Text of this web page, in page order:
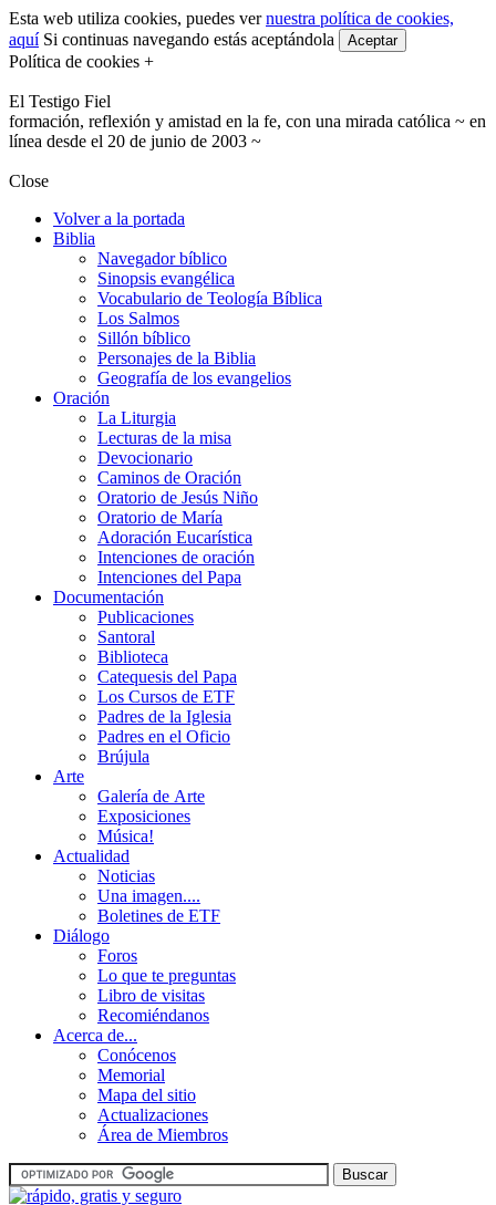
Esta web utiliza cookies, puedes vernuestra política de cookies,
aquíSi continuas navegando estás aceptándola Aceptar
Política de cookies +
El Testigo Fiel
formación, reflexión y amistad en la fe, con una mirada católica ~ en
línea desde el 20 de junio de 2003 ~
Close
Volver a la portada
Biblia
Navegador bíblico
Sinopsis evangélica
Vocabulario de Teología Bíblica
Los Salmos
Sillón bíblico
Personajes de la Biblia
Geografía de los evangelios
Oración
La Liturgia
Lecturas de la misa
Devocionario
Caminos de Oración
Oratorio de Jesús Niño
Oratorio de María
Adoración Eucarística
Intenciones de oración
Intenciones del Papa
Documentación
Publicaciones
Santoral
Biblioteca
Catequesis del Papa
Los Cursos de ETF
Padres de la Iglesia
Padres en el Oficio
Brújula
Arte
Galería de Arte
Exposiciones
Música!
Actualidad
Noticias
Una imagen....
Boletines de ETF
Diálogo
Foros
Lo que te preguntas
Libro de visitas
Recomiéndanos
Acerca de...
Conócenos
Memorial
Mapa del sitio
Actualizaciones
Área de Miembros